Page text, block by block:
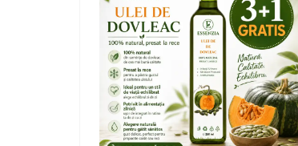
Pierdere Greutate
Sistem Respirator